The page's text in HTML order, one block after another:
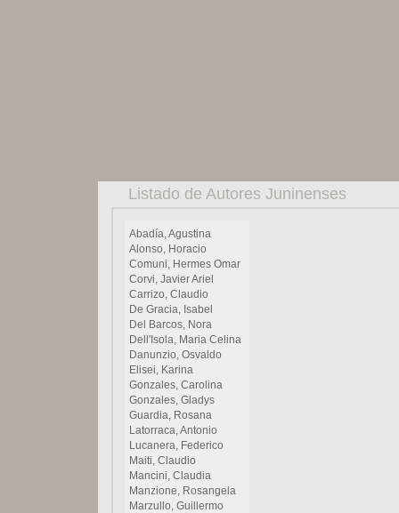
Listado de Autores Juninenses
Abadía, Agustina
Alonso, Horacio
Comuni, Hermes Omar
Corvi, Javier Ariel
Carrizo, Claudio
De Gracia, Isabel
Del Barcos, Nora
Dell'Isola, Maria Celina
Danunzio, Osvaldo
Elisei, Karina
Gonzales, Carolina
Gonzales, Gladys
Guardia, Rosana
Latorraca, Antonio
Lucanera, Federico
Maiti, Claudio
Mancini, Claudia
Manzione, Rosangela
Marzullo, Guillermo